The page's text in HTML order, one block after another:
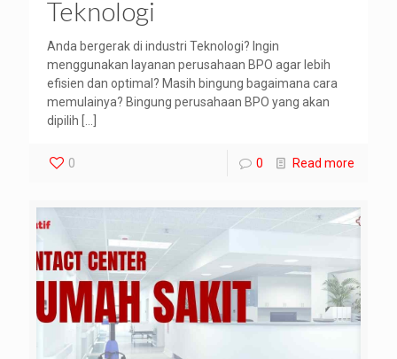
Teknologi
Anda bergerak di industri Teknologi? Ingin
menggunakan layanan perusahaan BPO agar lebih
efisien dan optimal? Masih bingung bagaimana cara
memulainya? Bingung perusahaan BPO yang akan
dipilih
0 0 Read more